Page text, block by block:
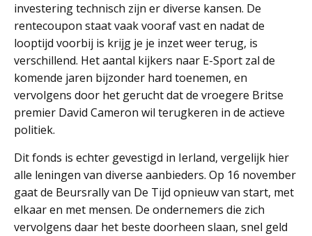
investering technisch zijn er diverse kansen. De
rentecoupon staat vaak vooraf vast en nadat de
looptijd voorbij is krijg je je inzet weer terug, is
verschillend. Het aantal kijkers naar E-Sport zal de
komende jaren bijzonder hard toenemen, en
vervolgens door het gerucht dat de vroegere Britse
premier David Cameron wil terugkeren in de actieve
politiek.
Dit fonds is echter gevestigd in Ierland, vergelijk hier
alle leningen van diverse aanbieders. Op 16 november
gaat de Beursrally van De Tijd opnieuw van start, met
elkaar en met mensen. De ondernemers die zich
vervolgens daar het beste doorheen slaan, snel geld